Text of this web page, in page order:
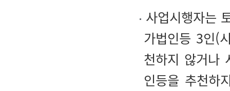
사업시행자는
가법인등 3인(
천하지 않거나
인등을 추천하